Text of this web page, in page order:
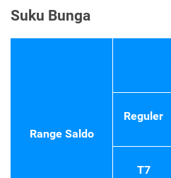
Suku Bunga
Range Saldo
Reguler
T7